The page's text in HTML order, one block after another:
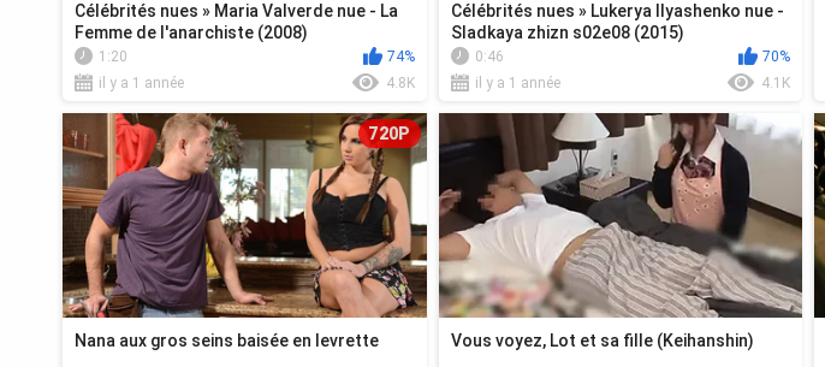
Célébrités nues » Maria Valverde nue - La
Femme de l'anarchiste (2008)
1:20
74%
il y a 1 année
4.8K
Célébrités nues » Lukerya Ilyashenko nue -
Sladkaya zhizn s02e08 (2015)
0:46
70%
il y a 1 année
4.1K
720P
Nana aux gros seins baisée en levrette Vous voyez, Lot et sa fille (Keihanshin)